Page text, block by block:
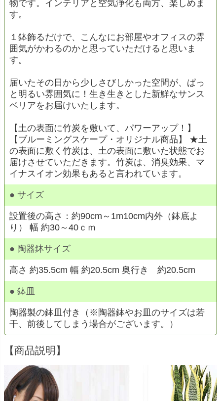
物です。インテリアと空気浄化も両方、楽しめま
す。
１鉢飾るだけで、こんなにお部屋やオフィスの雰
囲気がかわるのかと思っていただけると思いま
す。
届いたその日から少しさびしかった空間が、ぱっ
と明るい雰囲気に！生き生きとした新鮮なサンス
ベリアをお届けいたします。
【土の表面に竹炭を敷いて、パワーアップ！】
【ブルーミングスケープ・オリジナル商品】 ★土
の表面に敷く竹炭は、土の表面に敷いた状態でお
届けさせていただきます。竹炭は、消臭効果、マ
イナスイオン効果もあると言われています。
● サイズ
設置後の高さ：約90cm～1m10cm内外（鉢底よ
り） 幅 約30～40ｃｍ
● 陶器鉢サイズ
高さ 約35.5cm 幅 約20.5cm 奥行き 約20.5cm
● 鉢皿
陶器製の鉢皿付き（※陶器鉢やお皿のサイズは若
干、前後してしまう場合がございます。）
【商品説明】